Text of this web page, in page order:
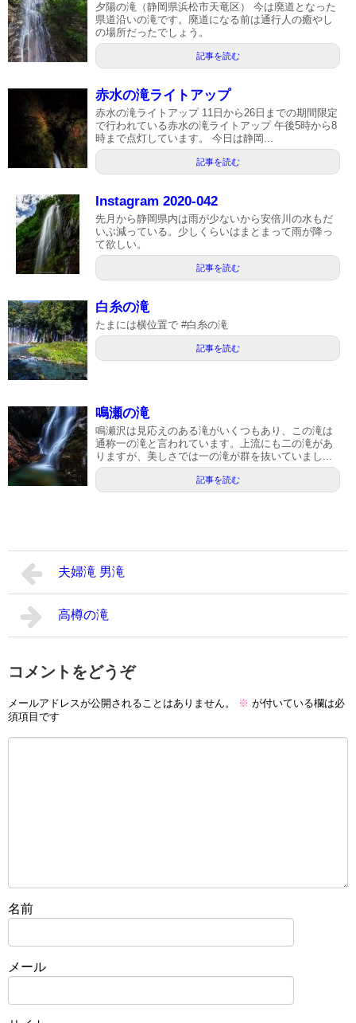
夕陽の滝（静岡県浜松市天竜区） 今は廃道となった
県道沿いの滝です。廃道になる前は通行人の癒やし
の場所だったでしょう。
記事を読む
赤水の滝ライトアップ
赤水の滝ライトアップ 11日から26日までの期間限定
で行われている赤水の滝ライトアップ 午後5時から8
時まで点灯しています。 今日は静岡...
記事を読む
Instagram 2020-042
先月から静岡県内は雨が少ないから安倍川の水もだ
いぶ減っている。少しくらいはまとまって雨が降っ
て欲しい。
記事を読む
白糸の滝
たまには横位置で #白糸の滝
記事を読む
鳴瀬の滝
鳴瀬沢は見応えのある滝がいくつもあり、この滝は
通称一の滝と言われています。上流にも二の滝があ
りますが、美しさでは一の滝が群を抜いていまし...
記事を読む
夫婦滝 男滝
高樽の滝
コメントをどうぞ
メールアドレスが公開されることはありません。 ※ が付いている欄は必
須項目です
名前
メール